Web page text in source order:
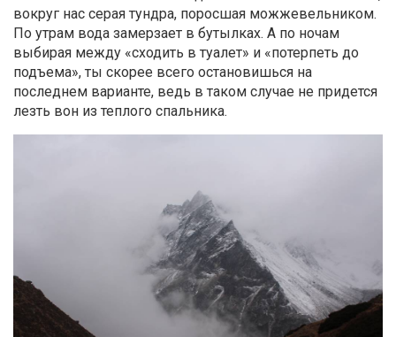
вокруг нас серая тундра, поросшая можжевельником.
По утрам вода замерзает в бутылках. А по ночам
выбирая между «сходить в туалет» и «потерпеть до
подъема», ты скорее всего остановишься на
последнем варианте, ведь в таком случае не придется
лезть вон из теплого спальника.